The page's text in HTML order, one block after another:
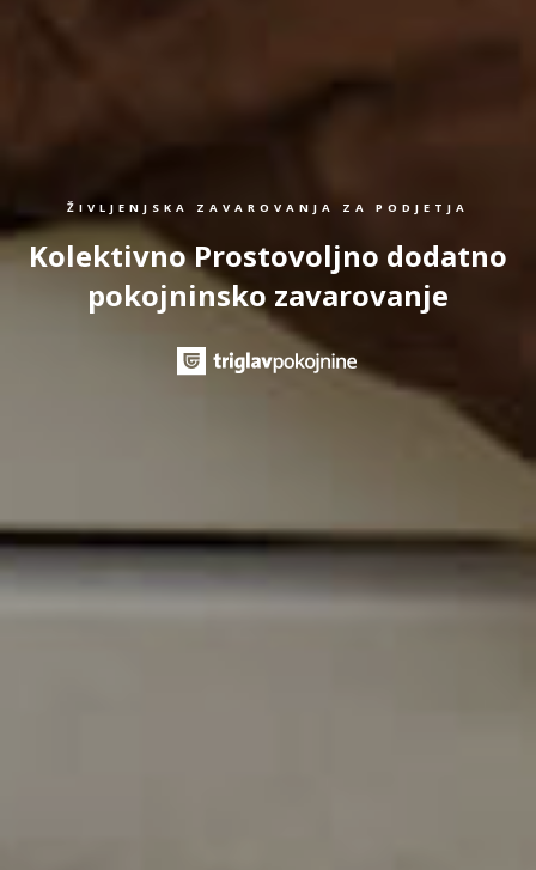
ŽIVLJENJSKA ZAVAROVANJA ZA PODJETJA
Kolektivno Prostovoljno dodatno
pokojninsko zavarovanje